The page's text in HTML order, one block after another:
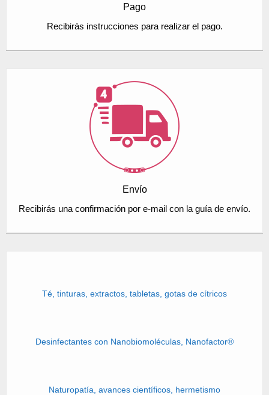
Pago
Recibirás instrucciones para realizar el pago.
Envío
Recibirás una confirmación por e-mail con la guía de envío.
Té, tinturas, extractos, tabletas, gotas de cítricos
Desinfectantes con Nanobiomoléculas, Nanofactor®
Naturopatía, avances científicos, hermetismo